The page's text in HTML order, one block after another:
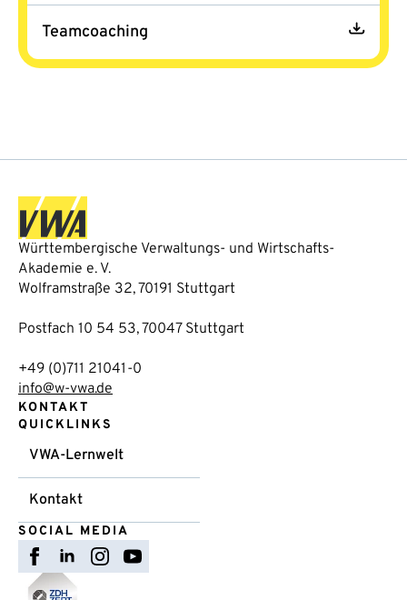
Teamcoaching
Württembergische Verwaltungs- und Wirtschafts-
Akademie e. V.
Wolframstraße 32, 70191 Stuttgart
Postfach 10 54 53, 70047 Stuttgart
+49 (0)711 21041-0
info@w-vwa.de
KONTAKT
QUICKLINKS
VWA-Lernwelt
Kontakt
SOCIAL MEDIA